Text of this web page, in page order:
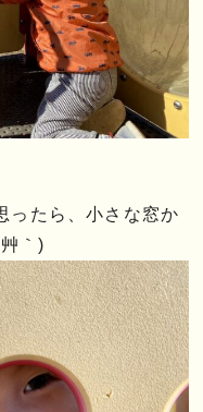
ったら、小さな窓か
｀)